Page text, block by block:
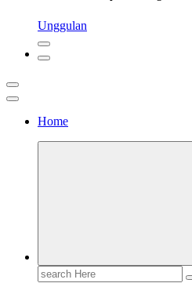
Unggulan
Home
Search
for: